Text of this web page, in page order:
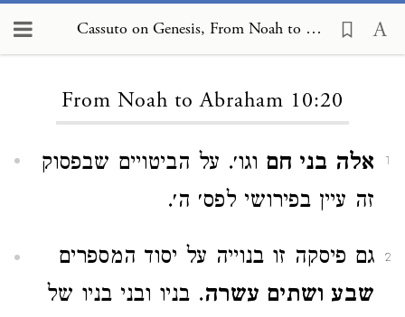
Cassuto on Genesis, From Noah to Abraham 10:20
From Noah to Abraham 10:20
1 אלה בני חם וגו׳. על הביטויים שבפסוק
זה עיין בפירושי לפס׳ ה׳.
2
גם פיסקה זו בנוייה על יסוד המספרים
שבע ושתים עשרה. בניו ובני בניו של